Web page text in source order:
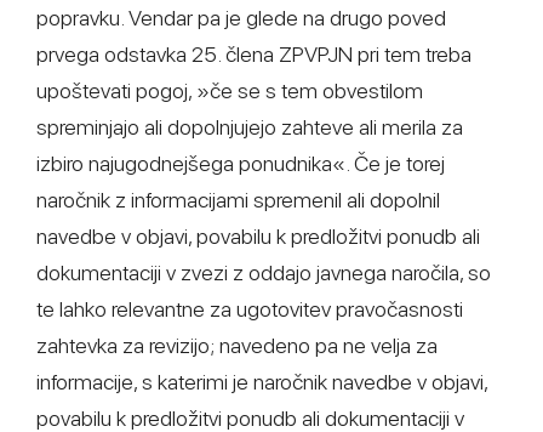
popravku. Vendar pa je glede na drugo poved
prvega odstavka 25. člena ZPVPJN pri tem treba
upoštevati pogoj, »če se s tem obvestilom
spreminjajo ali dopolnjujejo zahteve ali merila za
izbiro najugodnejšega ponudnika«. Če je torej
naročnik z informacijami spremenil ali dopolnil
navedbe v objavi, povabilu k predložitvi ponudb ali
dokumentaciji v zvezi z oddajo javnega naročila, so
te lahko relevantne za ugotovitev pravočasnosti
zahtevka za revizijo; navedeno pa ne velja za
informacije, s katerimi je naročnik navedbe v objavi,
povabilu k predložitvi ponudb ali dokumentaciji v